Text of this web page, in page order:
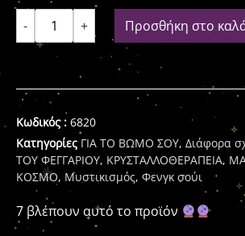
- + Προσθήκη στο
Κωδικός : 6820
Κατηγορίες ΓΙΑ ΤΟ ΒΩΜΟ ΣΟΥ, Διάφορα
ΤΟΥ ΦΕΓΓΑΡΙΟΥ, ΚΡΥΣΤΑΛΛΟΘΕΡΑΠΕΙΑ,
ΚΟΣΜΟ, Μυστικισμός, Φενγκ σούι
7 βλέπουν αυτό το προϊόν